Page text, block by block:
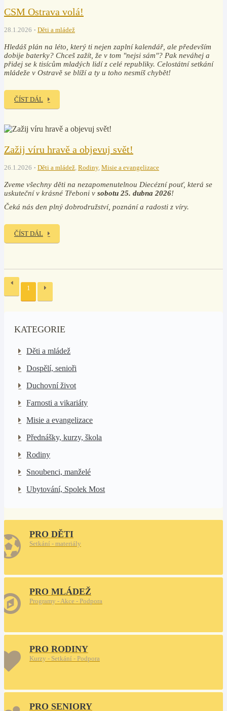
CSM Ostrava volá!
28.1.2026 Děti a mládež
Hledáš plán na léto, který ti nejen zaplní kalendář, ale především
dobije baterky? Chceš zažít, že v tom "nejsi sám"? Pak neváhej a
přidej se k tisícům mladých lidí z celé republiky. Celostátní setkání
mládeže v Ostravě se blíží a ty u toho nesmíš chybět!
ČÍST DÁL
Zažij víru hravě a objevuj svět!
26.1.2026 Děti a mládež, Rodiny, Misie a evangelizace
Zveme všechny děti na nezapomenutelnou Diecézní pouť, která se
uskuteční v krásné Třeboni v sobotu 25. dubna 2026!
Čeká nás den plný dobrodružství, poznání a radosti z víry.
ČÍST DÁL
1
KATEGORIE
Děti a mládež
Dospělí, senioři
Duchovní život
Farnosti a vikariáty
Misie a evangelizace
Přednášky, kurzy, škola
Rodiny
Snoubenci, manželé
Ubytování, Spolek Most
PRO DĚTI
Setkání - materiály
PRO MLÁDEŽ
Programy - Akce - Podpora
PRO RODINY
Kurzy - Setkání - Podpora
PRO SENIORY